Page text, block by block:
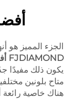
الجزء المميز هو
FJDIAMOND
يكون ذلك مفيدًا
متاح بلونين